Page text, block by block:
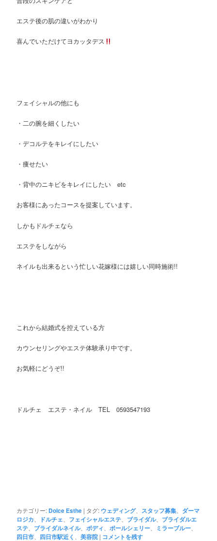
エステ後の肌の違いがわかり
喜んでいただけてヨカッタデス
フェイシャルの他にも
・二の腕を細くしたい
・デコルテをキレイにしたい
・痩せたい
・背中のニキビをキレイにしたい etc
お客様にあったコースを提案しています。
しかもドルチェなら
エステをしながら
ネイルも出来るという忙しい花嫁様には嬉しい同時施術!!
これから結婚式を控えている方
カウンセリングやエステ体験承り中です。
お気軽にどうぞ!!
ドルチェ エステ・ネイル TEL 0593547193
カテゴリー: Dolce Esthe | タグ: ウェディング、 スタッフ募集
ダーマ
ロジカ
ドルチェ フェイシャルエステ ブライダル、 ブライダルエ
ステ
ブライダルネイル、 ボディ ポールシェリー ミラーブルー
四日市 四日市駅近く 、美容院 | コメントを残す